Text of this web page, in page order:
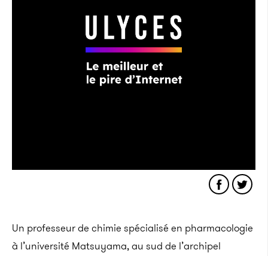
Un professeur de chimie spécialisé en pharmacologie
à l’université Matsuyama, au sud de l’archipel